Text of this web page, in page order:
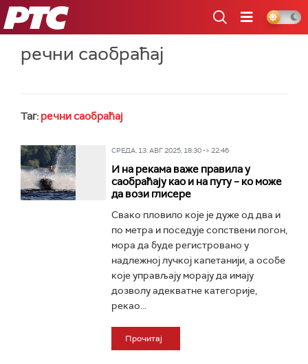
РТС
речни саобраћај
Таг: речни саобраћај
СРЕДА, 13. АВГ 2025, 18:30 -> 22:46
И на рекама важе правила у
саобраћају као и на путу – ко може
да вози глисере
Свако пловило које је дуже од два и
по метра и поседује сопствени погон,
мора да буде регистровано у
надлежној лучкој капетанији, а особе
које управљају морају да имају
дозволу адекватне категорије,
рекао...
Прочитај